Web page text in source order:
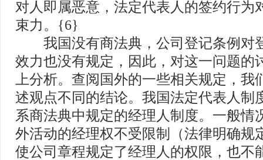
对人即属恶意，法定代表人的签约行为
束力。{6}
我国没有商法典，公司登记条例对
效力也没有规定，因此，对这一问题的
上分析。查阅国外的一些相关规定，我
述观点不同的结论。我国法定代表人制
系商法典中规定的经理人制度。一般情
外活动的经理权不受限制（法律明确规
使公司章程规定了经理人的权限，也不